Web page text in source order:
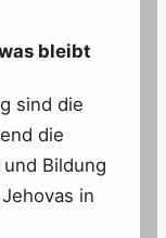
bleibt
sind die
die
Bildung
in